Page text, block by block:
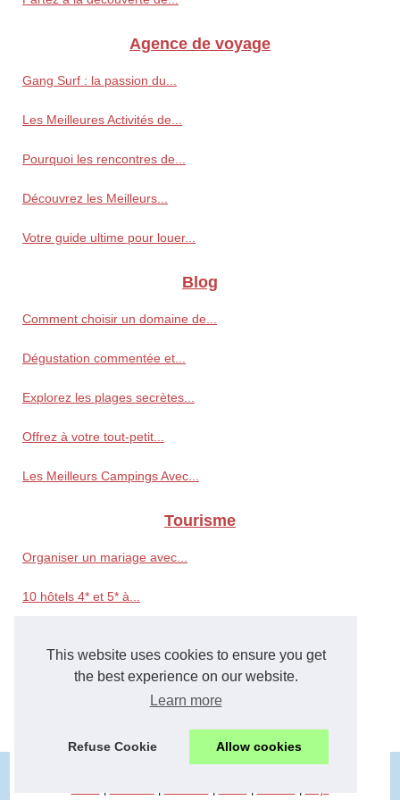
This website uses cookies to ensure you get
the best experience on our website.
Learn more
Refuse Cookie Allow cookies
Agence de voyage
Gang Surf : la passion du...
Les Meilleures Activités de...
Pourquoi les rencontres de...
Découvrez les Meilleurs...
Votre guide ultime pour louer...
Blog
Comment choisir un domaine de...
Dégustation commentée et...
Explorez les plages secrètes...
Offrez à votre tout-petit...
Les Meilleurs Campings Avec...
Tourisme
Organiser un mariage avec...
10 hôtels 4* et 5* à...
Comment Dénicher une...